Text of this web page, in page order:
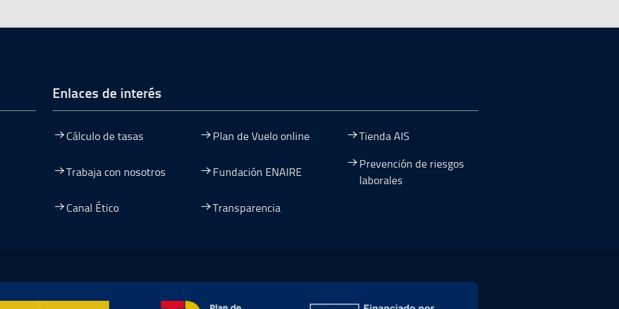
página
ventanaventana
una nueva ventana
Enlaces de interés
Cálculo de tasas Plan de Vuelo online Tienda AIS
Trabaja con nosotros Fundación ENAIRE
Prevención de riesgos
laborales
Canal Ético
Transparencia
y Resiliencia, abre en ventana nueva